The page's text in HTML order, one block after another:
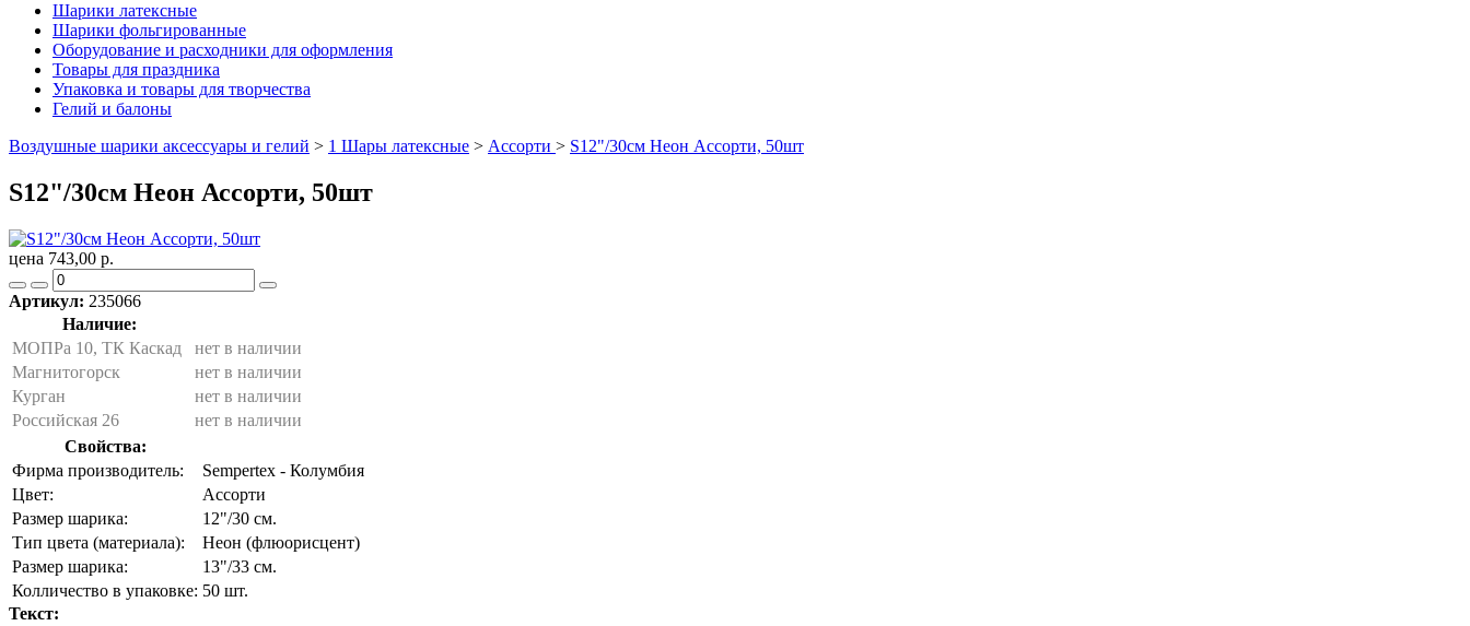
Шарики латексные
Шарики фольгированные
Оборудование и расходники для оформления
Товары для праздника
Упаковка и товары для творчества
Гелий и балоны
Воздушные шарики аксессуары и гелий > 1 Шары латексные > Ассорти > S12"/30см Неон Ассорти, 50шт
S12"/30см Неон Ассорти, 50шт
цена 743,00 р.
Артикул: 235066
Наличие:
МОПРа 10, ТК Каскад
нет в наличии
Магнитогорск
нет в наличии
Курган
нет в наличии
Российская 26
нет в наличии
Свойства:
Фирма производитель:
Sempertex - Колумбия
Цвет:
Ассорти
Размер шарика:
12"/30 см.
Тип цвета (материала):
Неон (флюорисцент)
Размер шарика:
13"/33 см.
Колличество в упаковке: 50 шт.
Текст: